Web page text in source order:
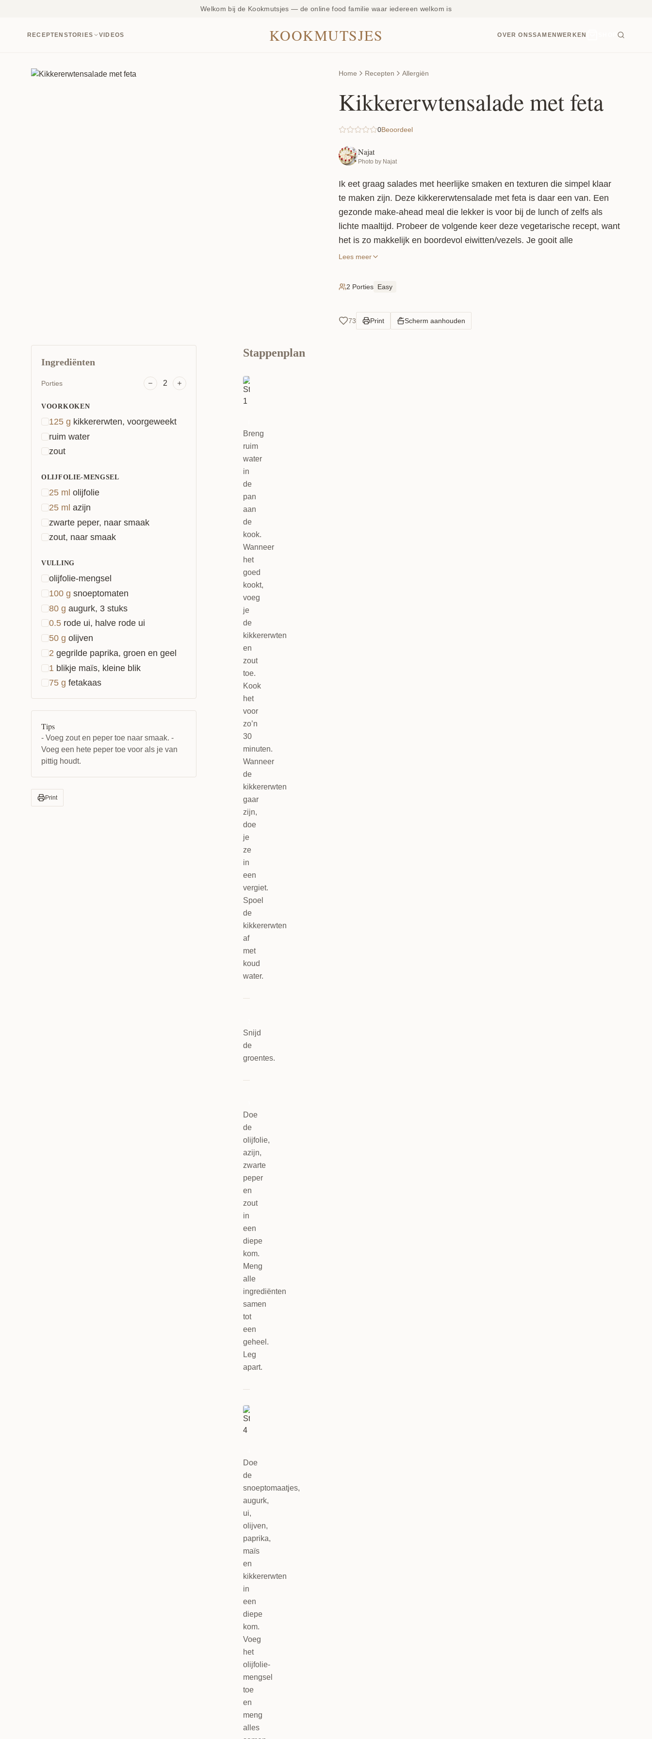
Welkom bij de Kookmutsjes — de online food familie waar iedereen welkom is
RECEPTEN STORIES VIDEOS KOOKMUTSJES OVER ONSSAMENWERKEN
Home Recepten Allergiën
Kikkererwtensalade met feta
0Beoordeel
Najat
Photo by Najat
Ik eet graag salades met heerlijke smaken en texturen die simpel klaar
te maken zijn. Deze kikkererwtensalade met feta is daar een van. Een
gezonde make-ahead meal die lekker is voor bij de lunch of zelfs als
lichte maaltijd. Probeer de volgende keer deze vegetarische recept, want
het is zo makkelijk en boordevol eiwitten/vezels. Je gooit alle
ingrediënten eenvoudig samen en je hebt jezelf een vullende salade te
Lees meer
2 Porties Easy
73 Print Scherm aanhouden
Ingrediënten
Porties 2
VOORKOKEN
125 g kikkererwten, voorgeweekt
ruim water
zout
OLIJFOLIE-MENGSEL
25 ml olijfolie
25 ml azijn
zwarte peper, naar smaak
zout, naar smaak
VULLING
olijfolie-mengsel
100 g snoeptomaten
80 g augurk, 3 stuks
0.5 rode ui, halve rode ui
50 g olijven
2 gegrilde paprika, groen en geel
1 blikje maïs, kleine blik
75 g fetakaas
Tips
- Voeg zout en peper toe naar smaak. -
Voeg een hete peper toe voor als je van
pittig houdt.
Print
Stappenplan
Breng
ruim
water
in
de
pan
aan
de
kook.
Wanneer
het
goed
kookt,
voeg
je
de
kikkererwten
en
zout
toe.
Kook
het
voor
zo’n
30
minuten.
Wanneer
de
kikkererwten
gaar
zijn,
doe
je
ze
in
een
vergiet.
Spoel
de
kikkererwten
af
met
koud
water.
Snijd
de
groentes.
Doe
de
olijfolie,
azijn,
zwarte
peper
en
zout
in
een
diepe
kom.
Meng
alle
ingrediënten
samen
tot
een
geheel.
Leg
apart.
Doe
de
snoeptomaatjes,
augurk,
ui,
olijven,
paprika,
maïs
en
kikkererwten
in
een
diepe
kom.
Voeg
het
olijfolie-
mengsel
toe
en
meng
alles